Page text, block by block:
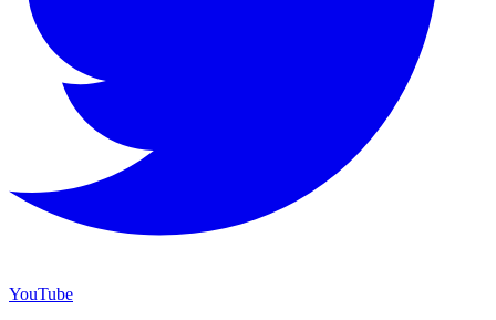
YouTube